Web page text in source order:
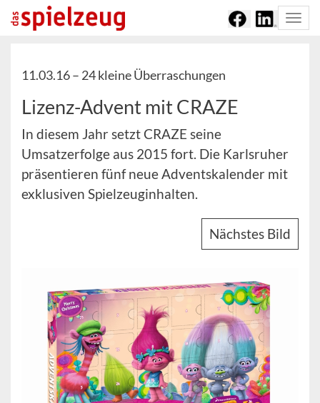
11.03.16 – 24 kleine Überraschungen
Lizenz-Advent mit CRAZE
In diesem Jahr setzt CRAZE seine
Umsatzerfolge aus 2015 fort. Die Karlsruher
präsentieren fünf neue Adventskalender mit
exklusiven Spielzeuginhalten.
Nächstes Bild